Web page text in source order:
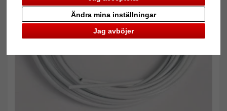
Jag avböjer
Ändra mina inställningar